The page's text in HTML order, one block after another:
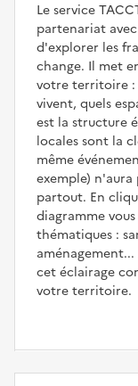
Le service
partenariat
d'explorer les
change. Il met
votre territoire :
vivent, quels
est la structure
locales sont la
même
exemple) n'aura
partout. En
diagramme
thématiques :
cet éclairage
votre territoire.